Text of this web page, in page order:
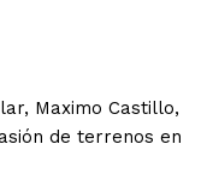
Maximo Castillo,
de terrenos en